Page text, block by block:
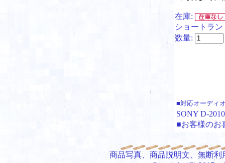
在庫:
ショートラ
数量:
■対応オーディ
SONY D-
■お客様のお
商品写真、商品説明文、無断